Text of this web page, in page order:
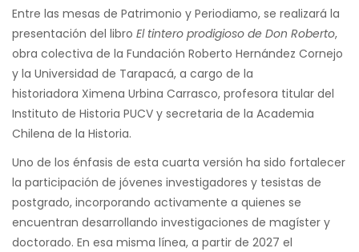
Entre las mesas de Patrimonio y Periodiamo, se realizará la
presentación del libro El tintero prodigioso de Don Roberto,
obra colectiva de la Fundación Roberto Hernández Cornejo
y la Universidad de Tarapacá, a cargo de la
historiadora Ximena Urbina Carrasco, profesora titular del
Instituto de Historia PUCV y secretaria de la Academia
Chilena de la Historia.
Uno de los énfasis de esta cuarta versión ha sido fortalecer
la participación de jóvenes investigadores y tesistas de
postgrado, incorporando activamente a quienes se
encuentran desarrollando investigaciones de magíster y
doctorado. En esa misma línea, a partir de 2027 el